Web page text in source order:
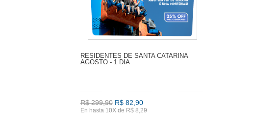
RESIDENTES DE SANTA CATARINA
AGOSTO - 1 DIA
R$ 299,90 R$ 82,90
En hasta 10X de R$ 8,29